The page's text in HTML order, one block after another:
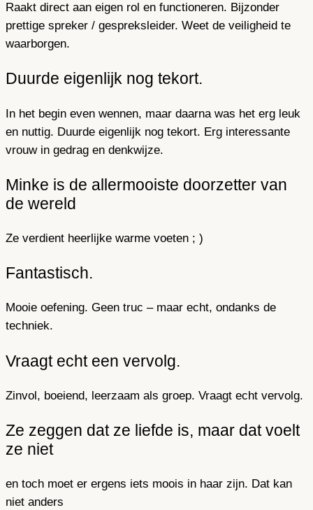
Raakt direct aan eigen rol en functioneren. Bijzonder
prettige spreker / gespreksleider. Weet de veiligheid te
waarborgen.
Duurde eigenlijk nog tekort.
In het begin even wennen, maar daarna was het erg leuk
en nuttig. Duurde eigenlijk nog tekort. Erg interessante
vrouw in gedrag en denkwijze.
Minke is de allermooiste doorzetter van
de wereld
Ze verdient heerlijke warme voeten ; )
Fantastisch.
Mooie oefening. Geen truc – maar echt, ondanks de
techniek.
Vraagt echt een vervolg.
Zinvol, boeiend, leerzaam als groep. Vraagt echt vervolg.
Ze zeggen dat ze liefde is, maar dat voelt
ze niet
en toch moet er ergens iets moois in haar zijn. Dat kan
niet anders